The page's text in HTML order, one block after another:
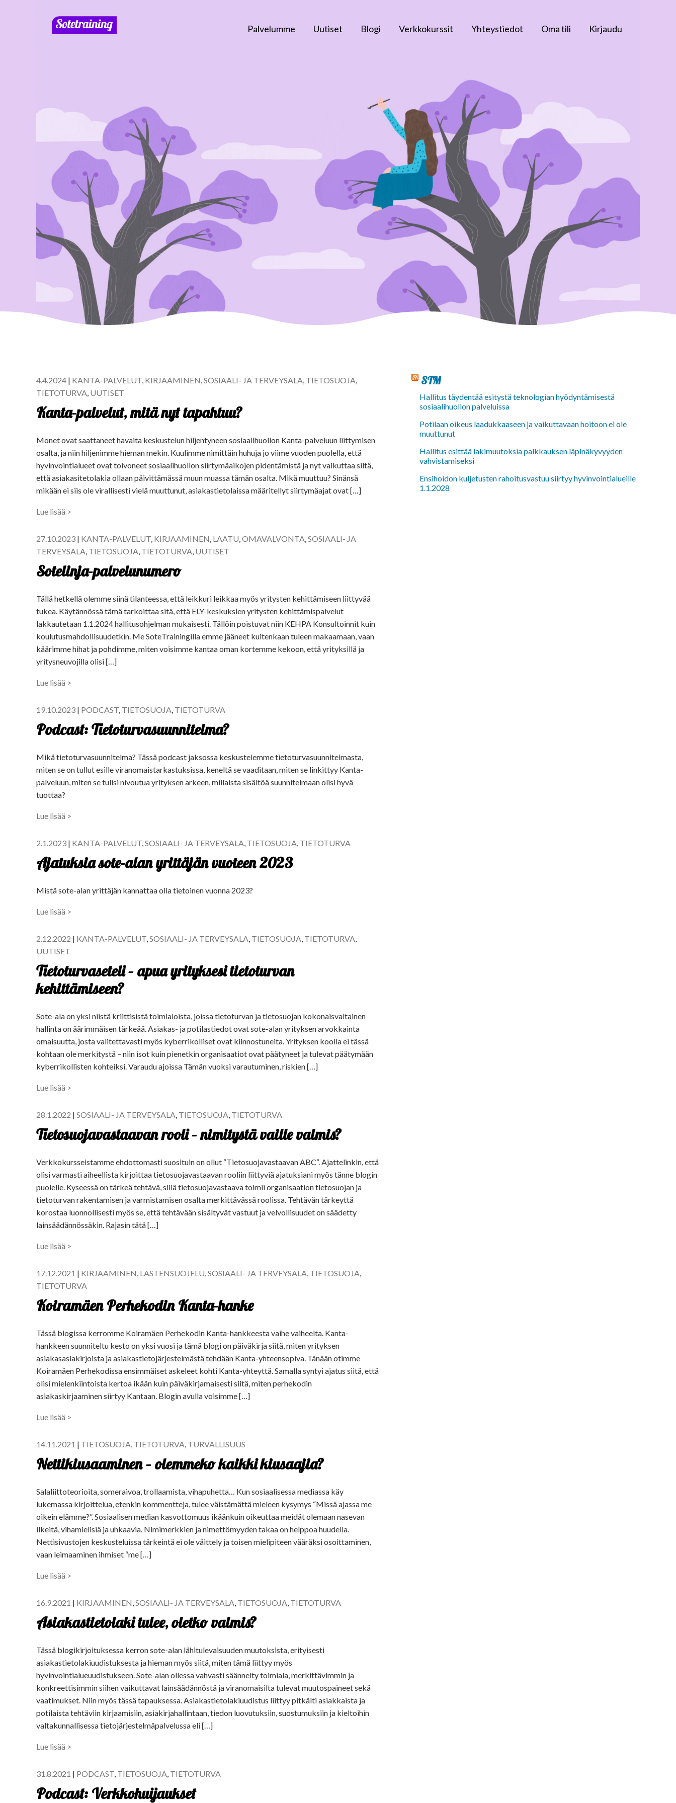
Palvelumme Uutiset Blogi Verkkokurssit Yhteystiedot Oma tili Kirjaudu
4.4.2024 | KANTA-PALVELUT, KIRJAAMINEN,SOSIAALI- JA TERVEYSALA, TIETOSUOJA,
TIETOTURVA, UUTISET
Kanta-palvelut, mitä nyt tapahtuu?
Monet ovat saattaneet havaita keskustelun hiljentyneen sosiaalihuollon Kanta-palveluun liittymisen
osalta, ja niin hiljenimme hieman mekin. Kuulimme nimittäin huhuja jo viime vuoden puolella, että
hyvinvointialueet ovat toivoneet sosiaalihuollon siirtymäaikojen pidentämistä ja nyt vaikuttaa siltä,
että asiakasitetolakia ollaan päivittämässä muun muassa tämän osalta. Mikä muuttuu? Sinänsä
mikään ei siis ole virallisesti vielä muuttunut, asiakastietolaissa määritellyt siirtymäajat ovat […]
Lue lisää >
27.10.2023 | KANTA-PALVELUT, KIRJAAMINEN, LAATU,OMAVALVONTA,SOSIAALI- JA
TERVEYSALA, TIETOSUOJA, TIETOTURVA, UUTISET
Sotelinja-palvelunumero
Tällä hetkellä olemme siinä tilanteessa, että leikkuri leikkaa myös yritysten kehittämiseen liittyvää
tukea. Käytännössä tämä tarkoittaa sitä, että ELY-keskuksien yritysten kehittämispalvelut
lakkautetaan 1.1.2024 hallitusohjelman mukaisesti. Tällöin poistuvat niin KEHPA Konsultoinnit kuin
koulutusmahdollisuudetkin. Me SoteTrainingilla emme jääneet kuitenkaan tuleen makaamaan, vaan
käärimme hihat ja pohdimme, miten voisimme kantaa oman kortemme kekoon, että yrityksillä ja
yritysneuvojilla olisi […]
Lue lisää >
19.10.2023 | PODCAST, TIETOSUOJA, TIETOTURVA
Podcast: Tietoturvasuunnitelma?
Mikä tietoturvasuunnitelma? Tässä podcast jaksossa keskustelemme tietoturvasuunnitelmasta,
miten se on tullut esille viranomaistarkastuksissa, keneltä se vaaditaan, miten se linkittyy Kanta-
palveluun, miten se tulisi nivoutua yrityksen arkeen, millaista sisältöä suunnitelmaan olisi hyvä
tuottaa?
Lue lisää >
2.1.2023 | KANTA-PALVELUT,SOSIAALI- JA TERVEYSALA, TIETOSUOJA, TIETOTURVA
Ajatuksia sote-alan yrittäjän vuoteen 2023
Mistä sote-alan yrittäjän kannattaa olla tietoinen vuonna 2023?
Lue lisää >
2.12.2022 | KANTA-PALVELUT,SOSIAALI- JA TERVEYSALA, TIETOSUOJA, TIETOTURVA,
UUTISET
Tietoturvaseteli – apua yrityksesi tietoturvan
kehittämiseen?
Sote-ala on yksi niistä kriittisistä toimialoista, joissa tietoturvan ja tietosuojan kokonaisvaltainen
hallinta on äärimmäisen tärkeää. Asiakas- ja potilastiedot ovat sote-alan yrityksen arvokkainta
omaisuutta, josta valitettavasti myös kyberrikolliset ovat kiinnostuneita. Yrityksen koolla ei tässä
kohtaan ole merkitystä – niin isot kuin pienetkin organisaatiot ovat päätyneet ja tulevat päätymään
kyberrikollisten kohteiksi. Varaudu ajoissa Tämän vuoksi varautuminen, riskien […]
Lue lisää >
28.1.2022 | SOSIAALI- JA TERVEYSALA, TIETOSUOJA, TIETOTURVA
Tietosuojavastaavan rooli – nimitystä vaille valmis?
Verkkokursseistamme ehdottomasti suosituin on ollut “Tietosuojavastaavan ABC“. Ajattelinkin, että
olisi varmasti aiheellista kirjoittaa tietosuojavastaavan rooliin liittyviä ajatuksiani myös tänne blogin
puolelle. Kyseessä on tärkeä tehtävä, sillä tietosuojavastaava toimii organisaation tietosuojan ja
tietoturvan rakentamisen ja varmistamisen osalta merkittävässä roolissa. Tehtävän tärkeyttä
korostaa luonnollisesti myös se, että tehtävään sisältyvät vastuut ja velvollisuudet on säädetty
lainsäädännössäkin. Rajasin tätä […]
Lue lisää >
17.12.2021 | KIRJAAMINEN, LASTENSUOJELU,SOSIAALI- JA TERVEYSALA, TIETOSUOJA,
TIETOTURVA
Koiramäen Perhekodin Kanta-hanke
Tässä blogissa kerromme Koiramäen Perhekodin Kanta-hankkeesta vaihe vaiheelta. Kanta-
hankkeen suunniteltu kesto on yksi vuosi ja tämä blogi on päiväkirja siitä, miten yrityksen
asiakasasiakirjoista ja asiakastietojärjestelmästä tehdään Kanta-yhteensopiva. Tänään otimme
Koiramäen Perhekodissa ensimmäiset askeleet kohti Kanta-yhteyttä. Samalla syntyi ajatus siitä, että
olisi mielenkiintoista kertoa ikään kuin päiväkirjamaisesti siitä, miten perhekodin
asiakaskirjaaminen siirtyy Kantaan. Blogin avulla voisimme […]
Lue lisää >
14.11.2021 | TIETOSUOJA, TIETOTURVA, TURVALLISUUS
Nettikiusaaminen – olemmeko kaikki kiusaajia?
Salaliittoteorioita, someraivoa, trollaamista, vihapuhetta… Kun sosiaalisessa mediassa käy
lukemassa kirjoittelua, etenkin kommentteja, tulee väistämättä mieleen kysymys “Missä ajassa me
oikein elämme?”. Sosiaalisen median kasvottomuus ikäänkuin oikeuttaa meidät olemaan nasevan
ilkeitä, vihamielisiä ja uhkaavia. Nimimerkkien ja nimettömyyden takaa on helppoa huudella.
Nettisivustojen keskusteluissa tärkeintä ei ole väittely ja toisen mielipiteen vääräksi osoittaminen,
vaan leimaaminen ihmiset “me […]
Lue lisää >
16.9.2021 | KIRJAAMINEN,SOSIAALI- JA TERVEYSALA, TIETOSUOJA, TIETOTURVA
Asiakastietolaki tulee, oletko valmis?
Tässä blogikirjoituksessa kerron sote-alan lähitulevaisuuden muutoksista, erityisesti
asiakastietolakiuudistuksesta ja hieman myös siitä, miten tämä liittyy myös
hyvinvointialueuudistukseen. Sote-alan ollessa vahvasti säännelty toimiala, merkittävimmin ja
konkreettisimmin siihen vaikuttavat lainsäädännöstä ja viranomaisilta tulevat muutospaineet sekä
vaatimukset. Niin myös tässä tapauksessa. Asiakastietolakiuudistus liittyy pitkälti asiakkaista ja
potilaista tehtäviin kirjaamisiin, asiakirjahallintaan, tiedon luovutuksiin, suostumuksiin ja kieltoihin
valtakunnallisessa tietojärjestelmäpalvelussa eli […]
Lue lisää >
31.8.2021 | PODCAST, TIETOSUOJA, TIETOTURVA
Podcast: Verkkohuijaukset
STM
Hallitus täydentää esitystä teknologian hyödyntämisestä
sosiaalihuollon palveluissa
Potilaan oikeus laadukkaaseen ja vaikuttavaan hoitoon ei ole
muuttunut
Hallitus esittää lakimuutoksia palkkauksen läpinäkyvyyden
vahvistamiseksi
Ensihoidon kuljetusten rahoitusvastuu siirtyy hyvinvointialueille
1.1.2028